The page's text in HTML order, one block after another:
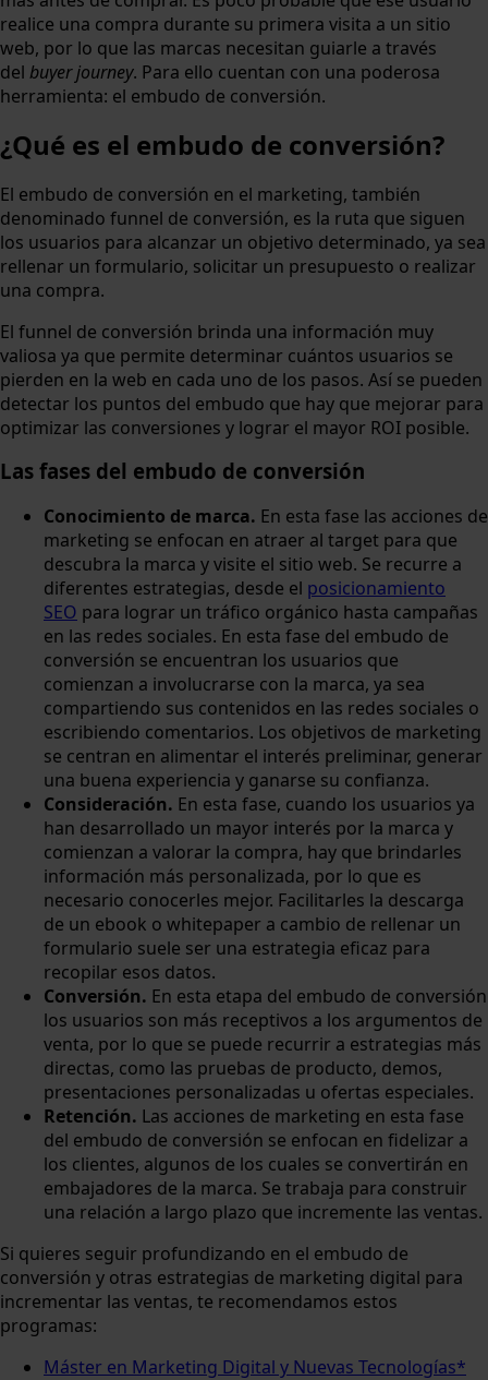
realice una compra durante su primera visita a un sitio
web, por lo que las marcas necesitan guiarle a través
del buyer journey. Para ello cuentan con una poderosa
herramienta: el embudo de conversión.
¿Qué es el embudo de conversión?
El embudo de conversión en el marketing, también
denominado funnel de conversión, es la ruta que siguen
los usuarios para alcanzar un objetivo determinado, ya sea
rellenar un formulario, solicitar un presupuesto o realizar
una compra.
El funnel de conversión brinda una información muy
valiosa ya que permite determinar cuántos usuarios se
pierden en la web en cada uno de los pasos. Así se pueden
detectar los puntos del embudo que hay que mejorar para
optimizar las conversiones y lograr el mayor ROI posible.
Las fases del embudo de conversión
Conocimiento de marca. En esta fase las acciones de
marketing se enfocan en atraer al target para que
descubra la marca y visite el sitio web. Se recurre a
diferentes estrategias, desde el posicionamiento
SEO para lograr un tráfico orgánico hasta campañas
en las redes sociales. En esta fase del embudo de
conversión se encuentran los usuarios que
comienzan a involucrarse con la marca, ya sea
compartiendo sus contenidos en las redes sociales o
escribiendo comentarios. Los objetivos de marketing
se centran en alimentar el interés preliminar, generar
una buena experiencia y ganarse su confianza.
Consideración. En esta fase, cuando los usuarios ya
han desarrollado un mayor interés por la marca y
comienzan a valorar la compra, hay que brindarles
información más personalizada, por lo que es
necesario conocerles mejor. Facilitarles la descarga
de un ebook o whitepaper a cambio de rellenar un
formulario suele ser una estrategia eficaz para
recopilar esos datos.
Conversión. En esta etapa del embudo de conversión
los usuarios son más receptivos a los argumentos de
venta, por lo que se puede recurrir a estrategias más
directas, como las pruebas de producto, demos,
presentaciones personalizadas u ofertas especiales.
Retención. Las acciones de marketing en esta fase
del embudo de conversión se enfocan en fidelizar a
los clientes, algunos de los cuales se convertirán en
embajadores de la marca. Se trabaja para construir
una relación a largo plazo que incremente las ventas.
Si quieres seguir profundizando en el embudo de
conversión y otras estrategias de marketing digital para
incrementar las ventas, te recomendamos estos
programas:
Máster en Marketing Digital y Nuevas Tecnologías*